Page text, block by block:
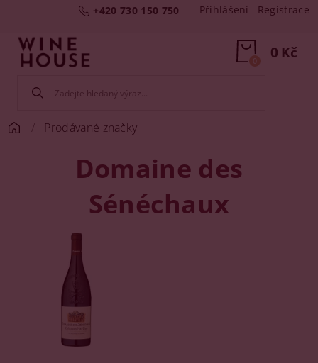
+420 730 150 750 Přihlášení Registrace
0 Kč
0
Prodávané značky
Domaine des
Sénéchaux